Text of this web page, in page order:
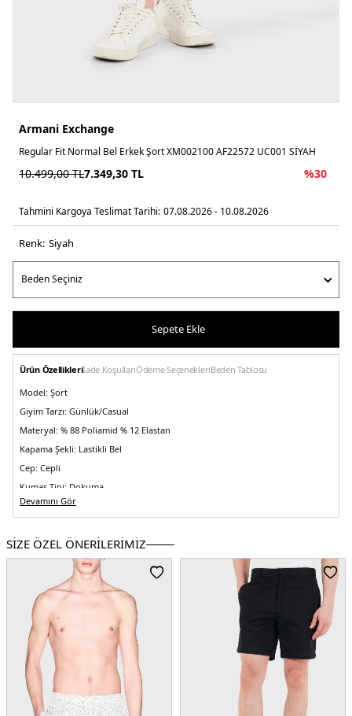
Armani Exchange
Regular Fit Normal Bel Erkek Şort XM002100 AF22572 UC001 SİYAH
10.499,00TL7.349,30 TL %30
Tahmini Kargoya Teslimat Tarihi: 07.08.2026 - 10.08.2026
Renk: si̇yah
Sepete Ekle
Ürün Özellikleriİade KoşullarıÖdeme SeçenekleriBeden Tablosu
Model: Şort
Giyim Tarzı: Günlük/Casual
Materyal: % 88 Poliamid % 12 Elastan
Kapama Şekli: Lastikli Bel
Cep: Cepli
Kumaş Tipi: Dokuma
Bel:Normal Bel
Kalıp Bilgisi:Regular Fit
Manken Bedeni:Boy : 1.90 cm / Göğüs : 108 cm / Bel : 85 cm / Basen : 100 cm
Yaş Grubu:Yetişkin
Menşei:Çin
5DY1XM002100AF22572UC001.07
Devamını Gör
SİZE ÖZEL ÖNERİLERİMİZ